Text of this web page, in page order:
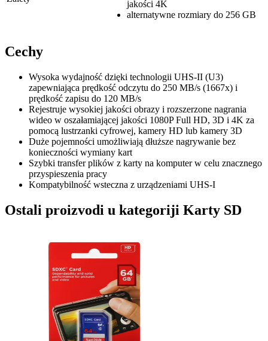
jakości 4K
alternatywne rozmiary do 256 GB
Cechy
Wysoka wydajność dzięki technologii UHS-II (U3)
zapewniająca prędkość odczytu do 250 MB/s (1667x) i
prędkość zapisu do 120 MB/s
Rejestruje wysokiej jakości obrazy i rozszerzone nagrania
wideo w oszałamiającej jakości 1080P Full HD, 3D i 4K za
pomocą lustrzanki cyfrowej, kamery HD lub kamery 3D
Duże pojemności umożliwiają dłuższe nagrywanie bez
konieczności wymiany kart
Szybki transfer plików z karty na komputer w celu znacznego
przyspieszenia pracy
Kompatybilność wsteczna z urządzeniami UHS-I
Ostali proizvodi u kategoriji Karty SD